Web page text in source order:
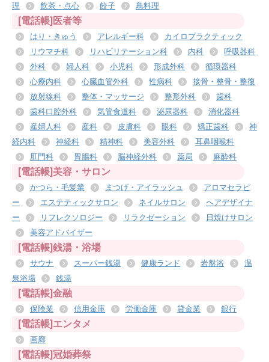
理
飲茶・点心 餃子 鳥料理
[電話帳]医者等
はり・きゅう アレルギー科
カイロプラクティック
リウマチ科
リハビリテーション科 内科
呼吸器科
外科
婦人科 小児科 形成外科
循環器科
心療内科
心臓血管外科 性病科
接骨・整骨・整復
放射線科
整体・マッサージ 整形外科
歯科
歯科口腔外科
気管食道科 泌尿器科
消化器科
産婦人科
産科 皮膚科 眼科 矯正歯科
神
経内科
神経科 精神科 美容外科
耳鼻咽喉科
肛門科
胃腸科 脳神経外科 薬局 麻酔科
[電話帳]美容・サロン
かつら・毛髪業 まつげ・アイラッシュ
アロマセラピ
ー
エステティックサロン ネイルサロン
ヘアデザイナ
ー
リフレクソロジー リラクゼーション
日焼けサロン
美容アドバイザー
[電話帳]銭湯・浴場
サウナ スーパー銭湯 健康ランド 岩盤浴
温
泉浴場
銭湯
[電話帳]金融
保険業 信用金庫 労働金庫 貸金業 銀行
[電話帳]エンタメ
画廊
[電話帳]冠婚葬祭